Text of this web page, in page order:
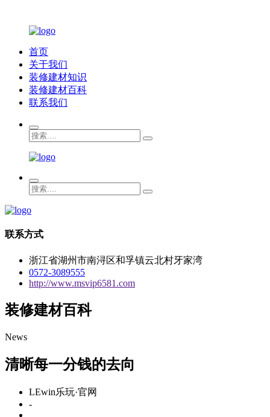
首页
关于我们
装修建材知识
装修建材百科
联系我们
联系方式
浙江省湖州市南浔区和孚镇云北村牙家湾
0572-3089555
http://www.msvip6581.com
装修建材百科
News
清晰每一分钱的去向
LEwin乐玩·官网
-